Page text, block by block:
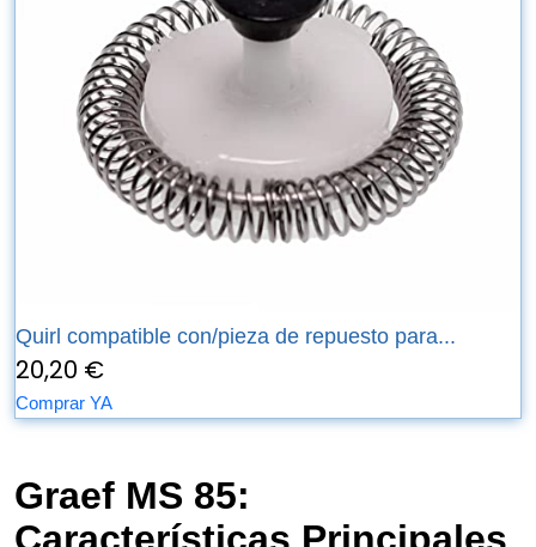
Quirl compatible con/pieza de repuesto para...
20,20 €
Comprar YA
Graef MS 85: